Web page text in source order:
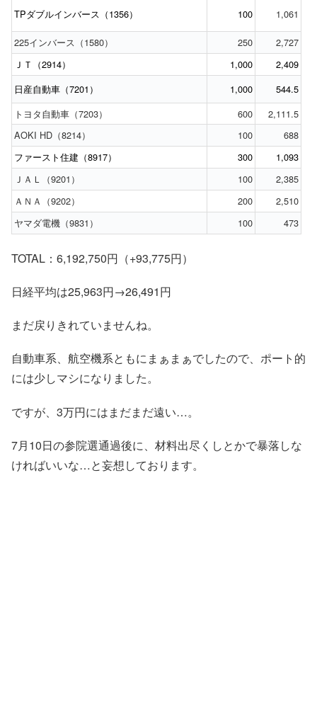
TPダブルインバース（1356） 100 1,061
225インバース（1580） 250
2,727
ＪＴ（2914）
1,000
2,409
日産自動車（7201）
1,000
544.5
トヨタ自動車（7203）
600
2,111.5
AOKI HD（8214）
100
688
ファースト住建（8917）
300
1,093
ＪＡＬ（9201）
100
2,385
ＡＮＡ（9202）
200
2,510
ヤマダ電機（9831）
100 473
TOTAL：6,192,750円（+93,775円）
日経平均は25,963円→26,491円
まだ戻りきれていませんね。
自動車系、航空機系ともにまぁまぁでしたので、ポート的
には少しマシになりました。
ですが、3万円にはまだまだ遠い…。
7月10日の参院選通過後に、材料出尽くしとかで暴落しな
ければいいな…と妄想しております。